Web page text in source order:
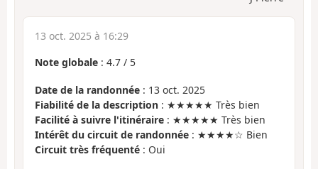
13 oct. 2025 à 16:29
Note globale : 4.7 / 5
Date de la randonnée : 13 oct. 2025
Fiabilité de la description : ★★★★★ Très bien
Facilité à suivre l'itinéraire : ★★★★★ Très bien
Intérêt du circuit de randonnée : ★★★★☆ Bien
Circuit très fréquenté : Oui